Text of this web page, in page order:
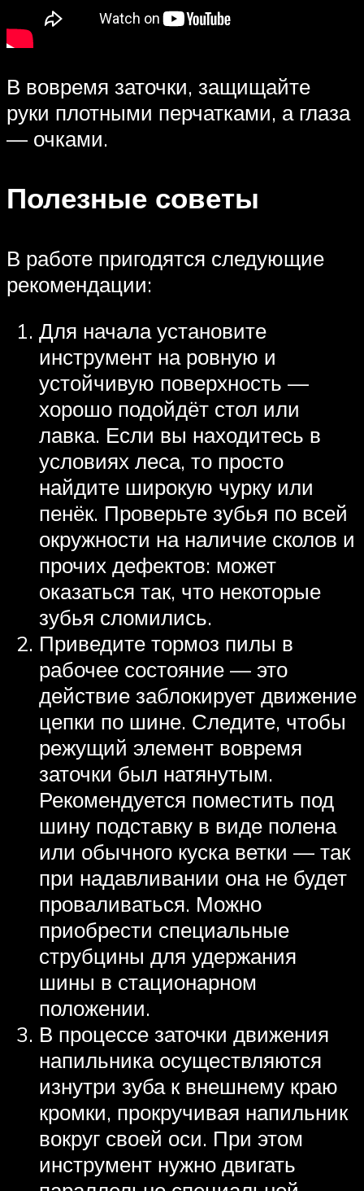
В вовремя заточки, защищайте
руки плотными перчатками, а глаза
— очками.
Полезные советы
В работе пригодятся следующие
рекомендации:
Для начала установите
инструмент на ровную и
устойчивую поверхность —
хорошо подойдёт стол или
лавка. Если вы находитесь в
условиях леса, то просто
найдите широкую чурку или
пенёк. Проверьте зубья по всей
окружности на наличие сколов и
прочих дефектов: может
оказаться так, что некоторые
зубья сломились.
Приведите тормоз пилы в
рабочее состояние — это
действие заблокирует движение
цепки по шине. Следите, чтобы
режущий элемент вовремя
заточки был натянутым.
Рекомендуется поместить под
шину подставку в виде полена
или обычного куска ветки — так
при надавливании она не будет
проваливаться. Можно
приобрести специальные
струбцины для удержания
шины в стационарном
положении.
В процессе заточки движения
напильника осуществляются
изнутри зуба к внешнему краю
кромки, прокручивая напильник
вокруг своей оси. При этом
инструмент нужно двигать